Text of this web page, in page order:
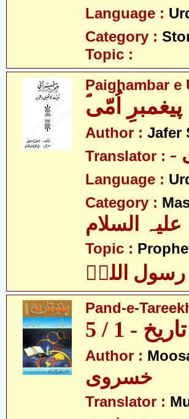
Language :
Category :
Topic :
Paighambar e
ؐپیغمبرِ اُمّی
Author : Jafer
Translator :
Language :
Category :
Topic :
رسول اللہؐ
Pand-e-
- 1 / 5
Author :
خسروی
Translator :